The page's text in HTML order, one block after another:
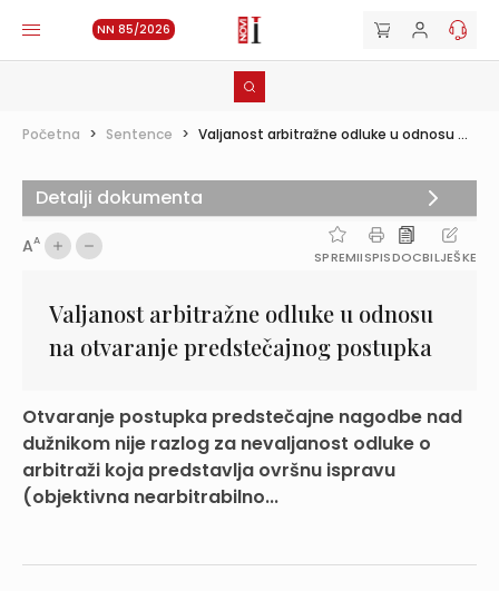
NN 85/2026
Početna > Sentence > Valjanost arbitražne odluke u odnosu ...
AA
SPREMIISPISDOCBILJEŠKE
Valjanost arbitražne odluke u odnosu
na otvaranje predstečajnog postupka
Otvaranje postupka predstečajne nagodbe nad
dužnikom nije razlog za nevaljanost odluke o
arbitraži koja predstavlja ovršnu ispravu
(objektivna nearbitrabilno...
Detalji dokumenta